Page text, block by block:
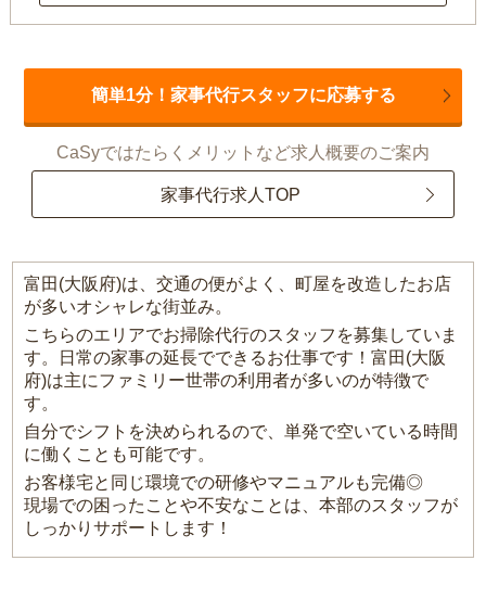
簡単1分！家事代行スタッフに応募する
CaSyではたらくメリットなど求人概要のご案内
家事代行求人TOP
富田(大阪府)は、交通の便がよく、町屋を改造したお店
が多いオシャレな街並み。
こちらのエリアでお掃除代行のスタッフを募集していま
す。日常の家事の延長でできるお仕事です！富田(大阪
府)は主にファミリー世帯の利用者が多いのが特徴で
す。
自分でシフトを決められるので、単発で空いている時間
に働くことも可能です。
お客様宅と同じ環境での研修やマニュアルも完備◎
現場での困ったことや不安なことは、本部のスタッフが
しっかりサポートします！